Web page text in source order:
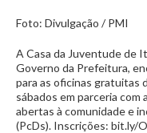
Foto: Divulgação / PMI
A Casa da Juventude de
Governo da Prefeitura,
para as oficinas gratuitas
sábados em parceria com
abertas à comunidade e
(PcDs). Inscrições: bit.ly/